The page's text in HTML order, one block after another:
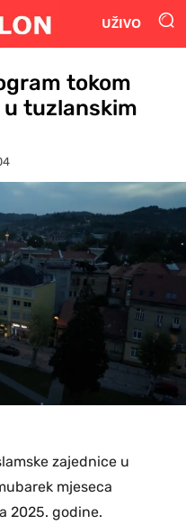
UŽIVO
tokom
tuzlanskim
zajednice u
mjeseca
2025. godine.